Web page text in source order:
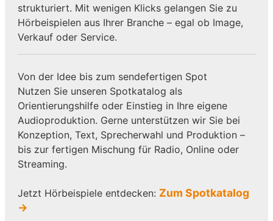
strukturiert. Mit wenigen Klicks gelangen Sie zu
Hörbeispielen aus Ihrer Branche – egal ob Image,
Verkauf oder Service.
Von der Idee bis zum sendefertigen Spot
Nutzen Sie unseren Spotkatalog als
Orientierungshilfe oder Einstieg in Ihre eigene
Audioproduktion. Gerne unterstützen wir Sie bei
Konzeption, Text, Sprecherwahl und Produktion –
bis zur fertigen Mischung für Radio, Online oder
Streaming.
Jetzt Hörbeispiele entdecken: Zum Spotkatalog
→